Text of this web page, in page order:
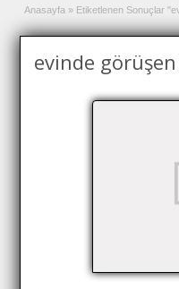
Anasayfa » Etiketlenen Sonuçlar
evinde